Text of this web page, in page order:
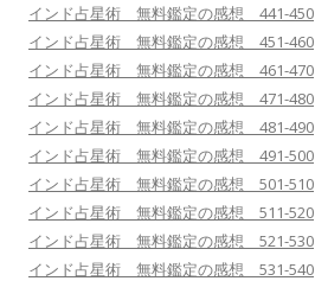
インド占星術 無料鑑定の感想 441-450
インド占星術 無料鑑定の感想 451-460
インド占星術 無料鑑定の感想 461-470
インド占星術 無料鑑定の感想 471-480
インド占星術 無料鑑定の感想 481-490
インド占星術 無料鑑定の感想 491-500
インド占星術 無料鑑定の感想 501-510
インド占星術 無料鑑定の感想 511-520
インド占星術 無料鑑定の感想 521-530
インド占星術 無料鑑定の感想 531-540